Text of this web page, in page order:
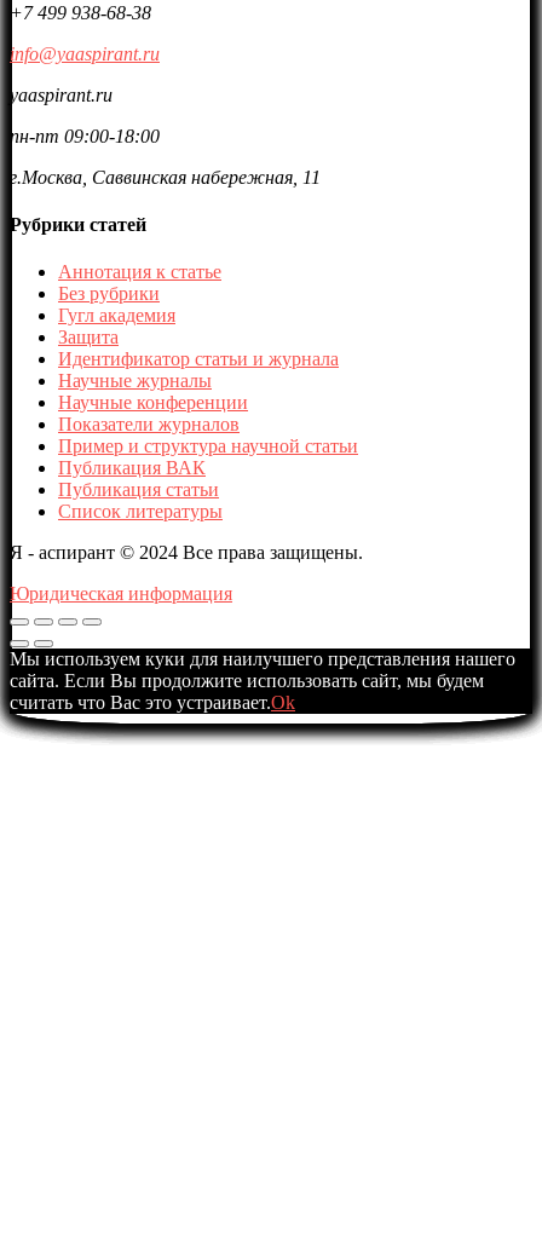
+7 499 938-68-38
info@yaaspirant.ru
yaaspirant.ru
пн-пт 09:00-18:00
г.Москва, Саввинская набережная, 11
Рубрики статей
Аннотация к статье
Без рубрики
Гугл академия
Защита
Идентификатор статьи и журнала
Научные журналы
Научные конференции
Показатели журналов
Пример и структура научной статьи
Публикация ВАК
Публикация статьи
Список литературы
Я - аспирант © 2024 Все права защищены.
Юридическая информация
Мы используем куки для наилучшего представления нашего
сайта. Если Вы продолжите использовать сайт, мы будем
считать что Вас это устраивает.Ok